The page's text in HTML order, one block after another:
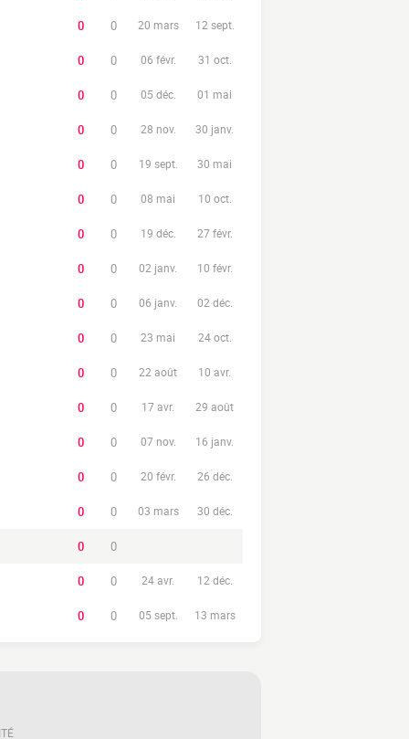
0 0 20 mars 12 sept.
0 0 06 févr. 31 oct.
0 0 05 déc. 01 mai
0 0 28 nov. 30 janv.
0 0 19 sept. 30 mai
0 0 08 mai 10 oct.
0 0 19 déc. 27 févr.
0 0 02 janv. 10 févr.
0 0 06 janv. 02 déc.
0 0 23 mai 24 oct.
0 0 22 août 10 avr.
0 0 17 avr. 29 août
0 0 07 nov. 16 janv.
0 0 20 févr. 26 déc.
0 0 03 mars 30 déc.
0 0
0 0 24 avr. 12 déc.
0 0 05 sept. 13 mars